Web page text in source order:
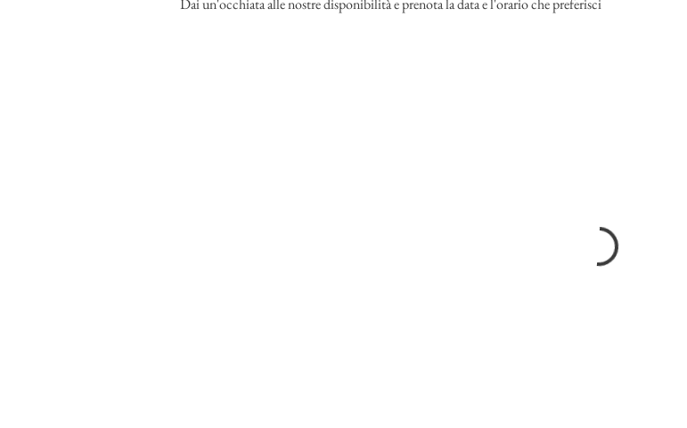
Dai un'occhiata alle nostre disponibilità e prenota la data e l'orario che preferisci